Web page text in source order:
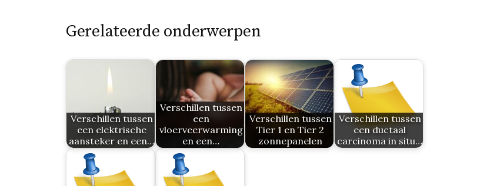
Gerelateerde onderwerpen
Verschillen tussen
een elektrische
aansteker en een…
Verschillen tussen
een
vloerveerwarming
en een…
Verschillen tussen
Tier 1 en Tier 2
zonnepanelen
Verschillen tussen
een ductaal
carcinoma in situ…